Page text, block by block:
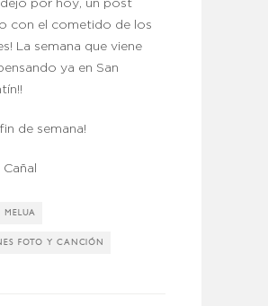
por hoy, un post
con el cometido de los
La semana que viene
ya en San
de semana!
Cañal
MELUA
FOTO Y CANCIÓN